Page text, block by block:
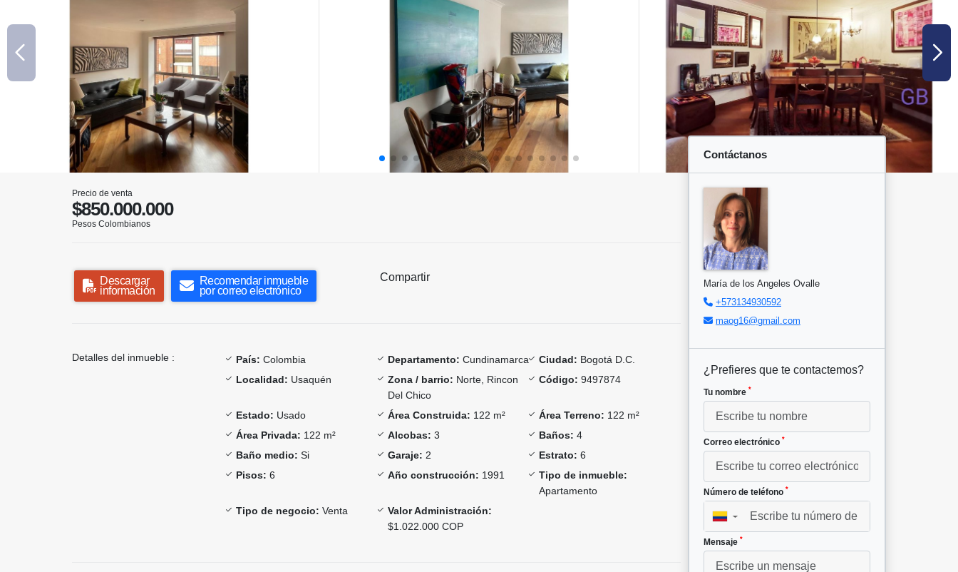
Precio de venta
$850.000.000
Pesos Colombianos
Descargar
información
Recomendar inmueble
por correo electrónico
Compartir
Detalles del inmueble : País: Colombia Departamento: Cundinamarca Ciudad: Bogotá D.C.
Localidad: Usaquén Zona / barrio: Norte, Rincon
Del Chico
Código: 9497874
Estado: Usado Área Construida: 122 m² Área Terreno: 122 m²
Área Privada: 122 m² Alcobas: 3 Baños: 4
Baño medio: Si Garaje: 2 Estrato: 6
Pisos: 6 Año construcción: 1991
Tipo de inmueble:
Apartamento
Tipo de negocio: Venta
Valor Administración:
$1.022.000 COP
Contáctanos
María de los Angeles Ovalle
+573134930592
maog16@gmail.com
¿Prefieres que te contactemos?
Tu nombre *
Correo electrónico *
Número de teléfono *
▼
Mensaje *